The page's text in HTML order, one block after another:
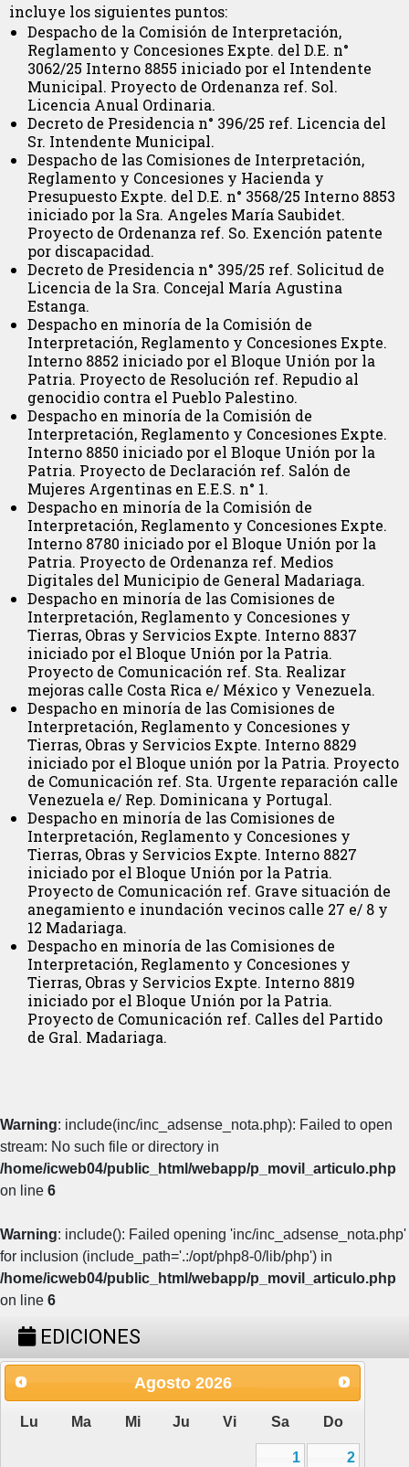
incluye los siguientes puntos:
Despacho de la Comisión de Interpretación,
Reglamento y Concesiones Expte. del D.E. n°
3062/25 Interno 8855 iniciado por el Intendente
Municipal. Proyecto de Ordenanza ref. Sol.
Licencia Anual Ordinaria.
Decreto de Presidencia n° 396/25 ref. Licencia del
Sr. Intendente Municipal.
Despacho de las Comisiones de Interpretación,
Reglamento y Concesiones y Hacienda y
Presupuesto Expte. del D.E. n° 3568/25 Interno 8853
iniciado por la Sra. Angeles María Saubidet.
Proyecto de Ordenanza ref. So. Exención patente
por discapacidad.
Decreto de Presidencia n° 395/25 ref. Solicitud de
Licencia de la Sra. Concejal María Agustina
Estanga.
Despacho en minoría de la Comisión de
Interpretación, Reglamento y Concesiones Expte.
Interno 8852 iniciado por el Bloque Unión por la
Patria. Proyecto de Resolución ref. Repudio al
genocidio contra el Pueblo Palestino.
Despacho en minoría de la Comisión de
Interpretación, Reglamento y Concesiones Expte.
Interno 8850 iniciado por el Bloque Unión por la
Patria. Proyecto de Declaración ref. Salón de
Mujeres Argentinas en E.E.S. n° 1.
Despacho en minoría de la Comisión de
Interpretación, Reglamento y Concesiones Expte.
Interno 8780 iniciado por el Bloque Unión por la
Patria. Proyecto de Ordenanza ref. Medios
Digitales del Municipio de General Madariaga.
Despacho en minoría de las Comisiones de
Interpretación, Reglamento y Concesiones y
Tierras, Obras y Servicios Expte. Interno 8837
iniciado por el Bloque Unión por la Patria.
Proyecto de Comunicación ref. Sta. Realizar
mejoras calle Costa Rica e/ México y Venezuela.
Despacho en minoría de las Comisiones de
Interpretación, Reglamento y Concesiones y
Tierras, Obras y Servicios Expte. Interno 8829
iniciado por el Bloque unión por la Patria. Proyecto
de Comunicación ref. Sta. Urgente reparación calle
Venezuela e/ Rep. Dominicana y Portugal.
Despacho en minoría de las Comisiones de
Interpretación, Reglamento y Concesiones y
Tierras, Obras y Servicios Expte. Interno 8827
iniciado por el Bloque Unión por la Patria.
Proyecto de Comunicación ref. Grave situación de
anegamiento e inundación vecinos calle 27 e/ 8 y
12 Madariaga.
Despacho en minoría de las Comisiones de
Interpretación, Reglamento y Concesiones y
Tierras, Obras y Servicios Expte. Interno 8819
iniciado por el Bloque Unión por la Patria.
Proyecto de Comunicación ref. Calles del Partido
de Gral. Madariaga.
Warning: include(inc/inc_adsense_nota.php): Failed to open
stream: No such file or directory in
/home/icweb04/public_html/webapp/p_movil_articulo.php
on line 6
Warning: include(): Failed opening 'inc/inc_adsense_nota.php'
for inclusion (include_path='.:/opt/php8-0/lib/php') in
/home/icweb04/public_html/webapp/p_movil_articulo.php
on line 6
EDICIONES
Agosto 2026
Lu Ma Mi Ju Vi Sa Do
1
2